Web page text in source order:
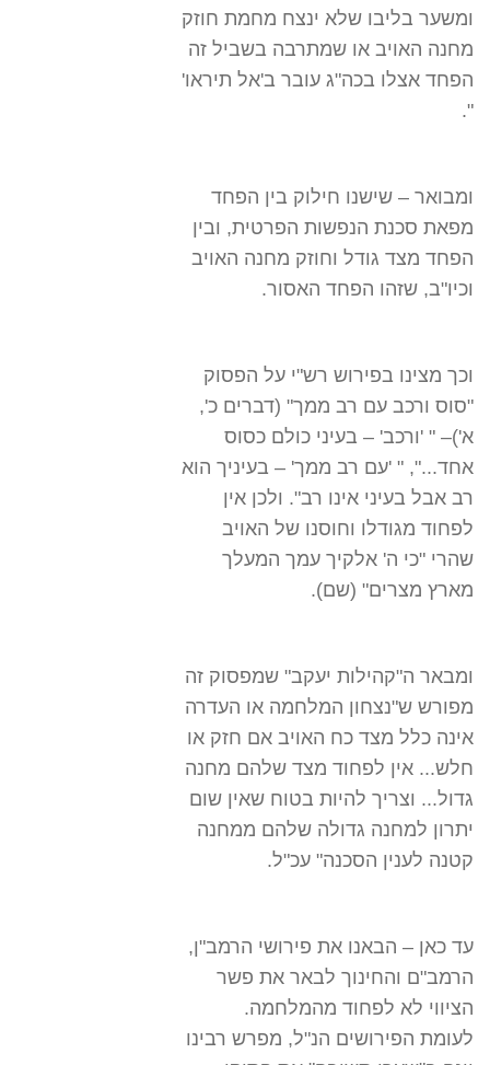
ומשער בליבו שלא ינצח מחמת חוזק
מחנה האויב או שמתרבה בשביל זה
הפחד אצלו בכה"ג עובר ב'אל תיראו'
".
ומבואר – שישנו חילוק בין הפחד
מפאת סכנת הנפשות הפרטית, ובין
הפחד מצד גודל וחוזק מחנה האויב
וכיו"ב, שזהו הפחד האסור.
וכך מצינו בפירוש רש"י על הפסוק
"סוס ורכב עם רב ממך" (דברים כ',
א')– " 'ורכב' – בעיני כולם כסוס
אחד...", " 'עם רב ממך' – בעיניך הוא
רב אבל בעיני אינו רב". ולכן אין
לפחוד מגודלו וחוסנו של האויב
שהרי "כי ה' אלקיך עמך המעלך
מארץ מצרים" (שם).
ומבאר ה"קהילות יעקב" שמפסוק זה
מפורש ש"נצחון המלחמה או העדרה
אינה כלל מצד כח האויב אם חזק או
חלש... אין לפחוד מצד שלהם מחנה
גדול... וצריך להיות בטוח שאין שום
יתרון למחנה גדולה שלהם ממחנה
קטנה לענין הסכנה" עכ"ל.
עד כאן – הבאנו את פירושי הרמב"ן,
הרמב"ם והחינוך לבאר את פשר
הציווי לא לפחוד מהמלחמה.
לעומת הפירושים הנ"ל, מפרש רבינו